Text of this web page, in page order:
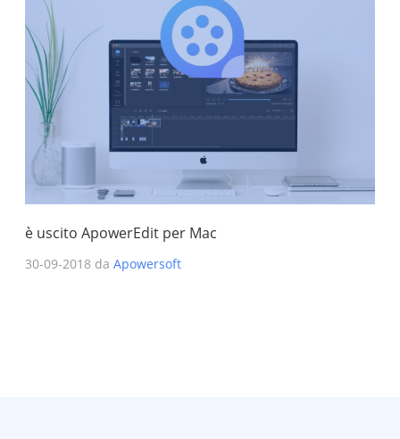
è uscito ApowerEdit per Mac
30-09-2018 da Apowersoft